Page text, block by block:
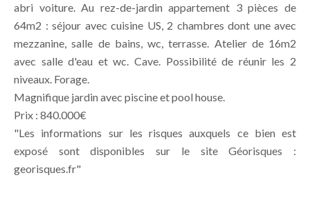
abri voiture. Au rez-de-jardin appartement 3 pièces de
64m2 : séjour avec cuisine US, 2 chambres dont une avec
mezzanine, salle de bains, wc, terrasse. Atelier de 16m2
avec salle d'eau et wc. Cave. Possibilité de réunir les 2
niveaux. Forage.
Magnifique jardin avec piscine et pool house.
Prix : 840.000€
"Les informations sur les risques auxquels ce bien est
exposé sont disponibles sur le site Géorisques :
georisques.fr"